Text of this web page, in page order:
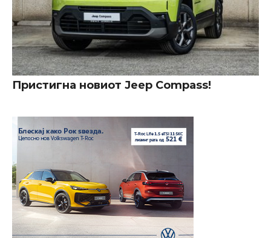
Пристигна новиот Jeep Compass!